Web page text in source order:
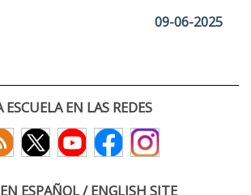
09-06-2025
ESCUELA EN LAS REDES
ESPAÑOL / ENGLISH SITE